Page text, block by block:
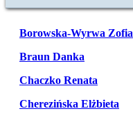
Borowska-Wyrwa Zofia
Braun Danka
Chaczko Renata
Cherezińska Elżbieta